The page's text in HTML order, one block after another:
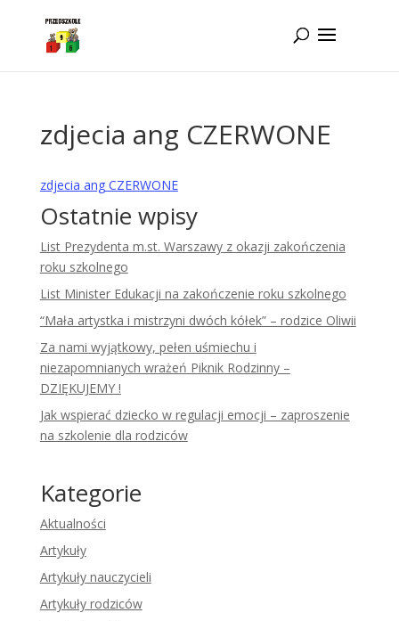
zdjecia ang CZERWONE
zdjecia ang CZERWONE
Ostatnie wpisy
List Prezydenta m.st. Warszawy z okazji zakończenia
roku szkolnego
List Minister Edukacji na zakończenie roku szkolnego
“Mała artystka i mistrzyni dwóch kółek” – rodzice Oliwii
Za nami wyjątkowy, pełen uśmiechu i
niezapomnianych wrażeń Piknik Rodzinny –
DZIĘKUJEMY !
Jak wspierać dziecko w regulacji emocji – zaproszenie
na szkolenie dla rodziców
Kategorie
Aktualności
Artykuły
Artykuły nauczycieli
Artykuły rodziców